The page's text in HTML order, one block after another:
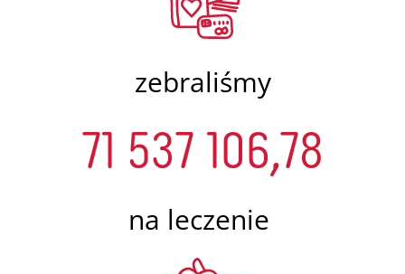
zebraliśmy
71 537 106,78
na leczenie